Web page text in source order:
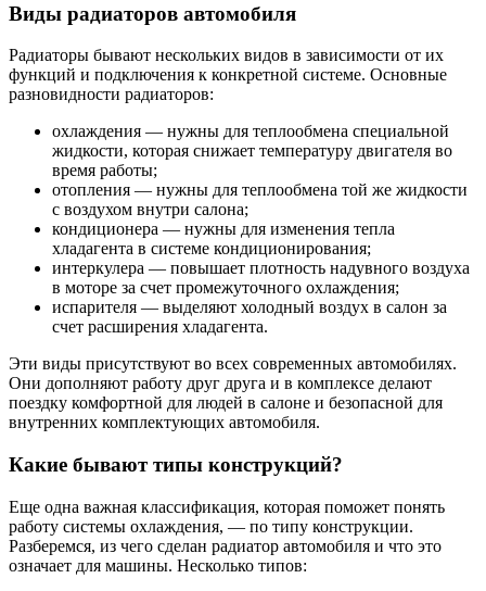
Виды радиаторов автомобиля
Радиаторы бывают нескольких видов в зависимости от их
функций и подключения к конкретной системе. Основные
разновидности радиаторов:
охлаждения — нужны для теплообмена специальной
жидкости, которая снижает температуру двигателя во
время работы;
отопления — нужны для теплообмена той же жидкости
с воздухом внутри салона;
кондиционера — нужны для изменения тепла
хладагента в системе кондиционирования;
интеркулера — повышает плотность надувного воздуха
в моторе за счет промежуточного охлаждения;
испарителя — выделяют холодный воздух в салон за
счет расширения хладагента.
Эти виды присутствуют во всех современных автомобилях.
Они дополняют работу друг друга и в комплексе делают
поездку комфортной для людей в салоне и безопасной для
внутренних комплектующих автомобиля.
Какие бывают типы конструкций?
Еще одна важная классификация, которая поможет понять
работу системы охлаждения, — по типу конструкции.
Разберемся, из чего сделан радиатор автомобиля и что это
означает для машины. Несколько типов: